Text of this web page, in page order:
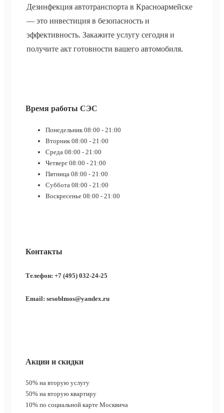
Дезинфекция автотранспорта в Красноармейске
— это инвестиция в безопасность и
эффективность. Закажите услугу сегодня и
получите акт готовности вашего автомобиля.
Время работы СЭС
Понедельник 08:00 - 21:00
Вторник 08:00 - 21:00
Среда 08:00 - 21:00
Четверг 08:00 - 21:00
Пятница 08:00 - 21:00
Суббота 08:00 - 21:00
Воскресенье 08:00 - 21:00
Контакты
Телефон: +7 (495) 032-24-25
Email: sesoblmos@yandex.ru
Акции и скидки
50% на вторую услугу
50% на вторую квартиру
10% по социальной карте Москвича